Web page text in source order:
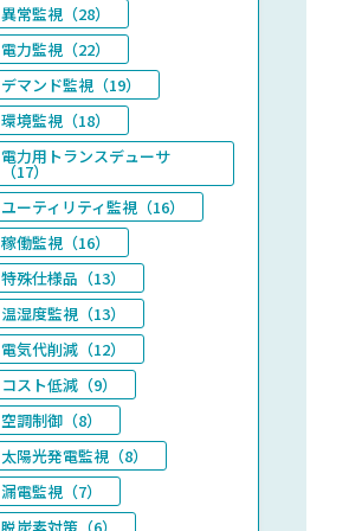
異常監視（28）
電力監視（22）
デマンド監視（19）
環境監視（18）
電力用トランスデューサ
（17）
ユーティリティ監視（16）
稼働監視（16）
特殊仕様品（13）
温湿度監視（13）
電気代削減（12）
コスト低減（9）
空調制御（8）
太陽光発電監視（8）
漏電監視（7）